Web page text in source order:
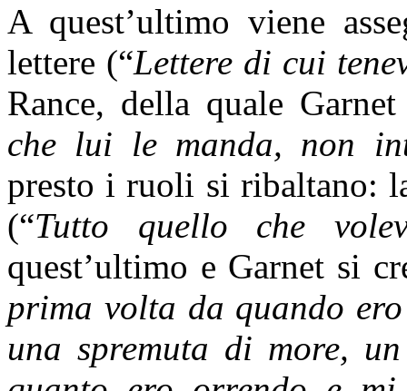
A quest’ultimo viene
lettere (“Lettere di cui
Rance, della quale
che lui le manda, non
presto i ruoli si ribaltano:
(“Tutto quello che
quest’ultimo e Garnet si
prima volta da quando
una spremuta di more,